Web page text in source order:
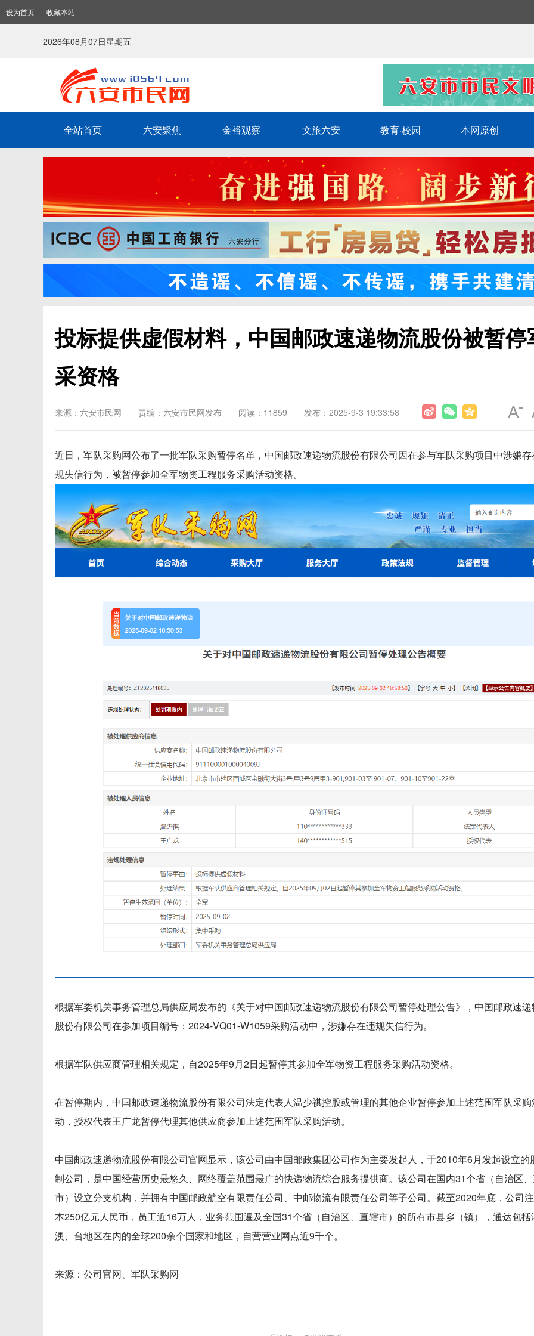
设为首页 收藏本站
2026年08月07日星期五
全站首页 六安聚焦 金裕观察 文旅六安 教育·校园 本网原创
投标提供虚假材料，中国邮政速递物流股份被暂停
采资格
来源：六安市民网 责编：六安市民网发布 阅读：11859 发布：2025-9-3 19:33:58
近日，军队采购网公布了一批军队采购暂停名单，中国邮政速递物流股份有限公司因在参与军队采购项目中涉嫌
规失信行为，被暂停参加全军物资工程服务采购活动资格。
根据军委机关事务管理总局供应局发布的《关于对中国邮政速递物流股份有限公司暂停处理公告》，中国邮政速
股份有限公司在参加项目编号：2024-VQ01-W1059采购活动中，涉嫌存在违规失信行为。
根据军队供应商管理相关规定，自2025年9月2日起暂停其参加全军物资工程服务采购活动资格。
在暂停期内，中国邮政速递物流股份有限公司法定代表人温少祺控股或管理的其他企业暂停参加上述范围军队采购
动，授权代表王广龙暂停代理其他供应商参加上述范围军队采购活动。
中国邮政速递物流股份有限公司官网显示，该公司由中国邮政集团公司作为主要发起人，于2010年6月发起设立的
制公司，是中国经营历史最悠久、网络覆盖范围最广的快递物流综合服务提供商。该公司在国内31个省（自治区
市）设立分支机构，并拥有中国邮政航空有限责任公司、中邮物流有限责任公司等子公司。截至2020年底，公司
本250亿元人民币，员工近16万人，业务范围遍及全国31个省（自治区、直辖市）的所有市县乡（镇），通达包括
澳、台地区在内的全球200余个国家和地区，自营营业网点近9千个。
来源：公司官网、军队采购网